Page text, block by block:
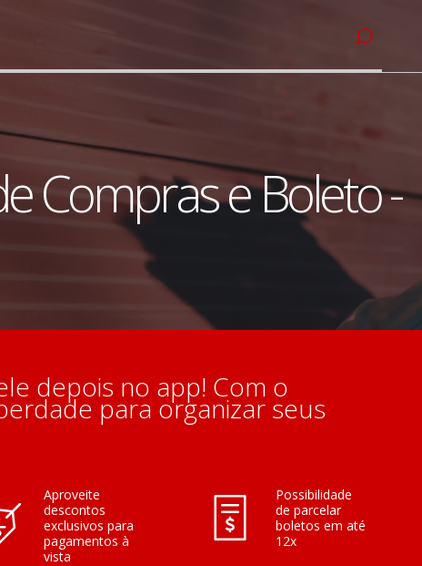
Compras e Boleto -
depois no app! Com o
para organizar seus
Aproveite
descontos
exclusivos para
pagamentos à
vista
Possibilidade
de parcelar
boletos em até
12x